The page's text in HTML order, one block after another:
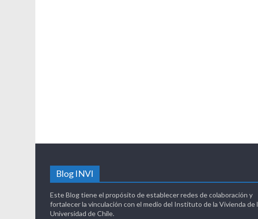
Blog INVI
Este Blog tiene el propósito de establecer redes de colaboración y
fortalecer la vinculación con el medio del Instituto de la Vivienda de la